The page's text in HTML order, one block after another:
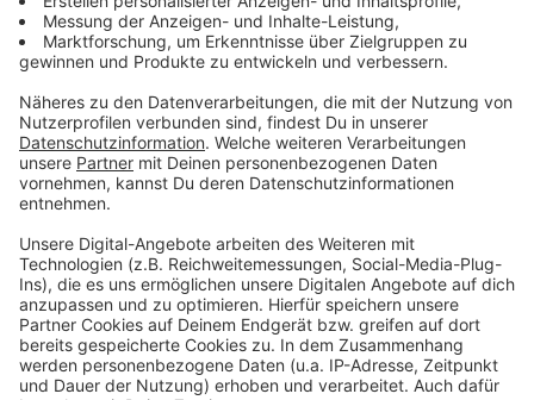
Aktuell warnt die Kreispolizei auch wieder vor
Betrügern, die sich am Telefon als Polizisten
ausgeben, und angeblich unsere Wertsachen sicher
aufbewahren wollen.
Hier gibt es Tipps zum Thema "falsche Polizisten.
Anzeige
Anzeige